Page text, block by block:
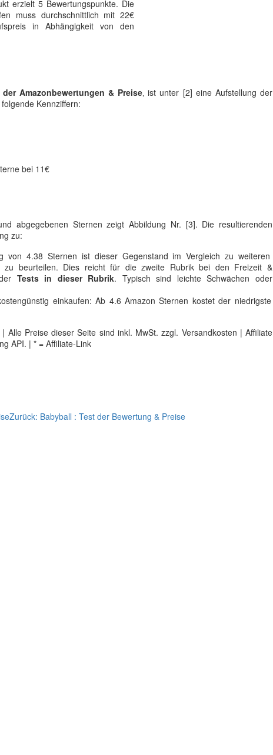
erzielt 5 Bewertungspunkte. Die
muss durchschnittlich mit 22€
in Abhängigkeit von den
der Amazonbewertungen & Preise‚ ist unter [2] eine Aufstellung der
Kennziffern:
bei 11€
abgegebenen Sternen zeigt Abbildung Nr. [3]. Die resultierenden
zu:
von 4.38 Sternen ist dieser Gegenstand im Vergleich zu weiteren
beurteilen. Dies reicht für die zweite Rubrik bei den Freizeit &
Tests in dieser Rubrik. Typisch sind leichte Schwächen oder
einkaufen: Ab 4.6 Amazon Sternen kostet der niedrigste
Preise dieser Seite sind inkl. MwSt. zzgl. Versandkosten | Affiliate
API. | * = Affiliate-Link
Zurück: Babyball : Test der Bewertung & Preise